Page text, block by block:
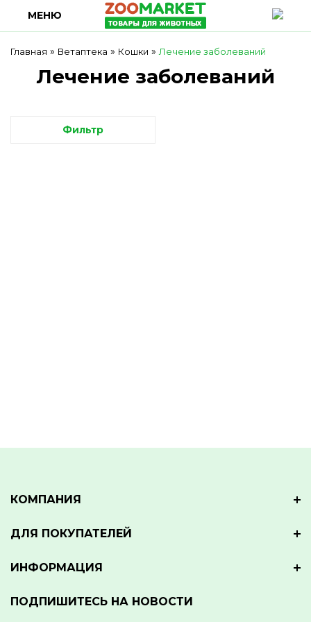
МЕНЮ
Главная » Ветаптека » Кошки »Лечение заболеваний
Лечение заболеваний
Фильтр
КОМПАНИЯ
ДЛЯ ПОКУПАТЕЛЕЙ
ИНФОРМАЦИЯ
ПОДПИШИТЕСЬ НА НОВОСТИ